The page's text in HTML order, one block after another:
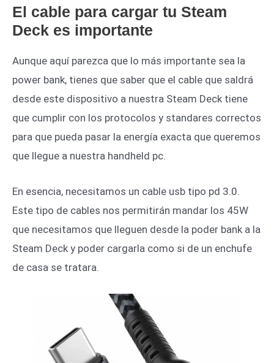
El cable para cargar tu Steam
Deck es importante
Aunque aquí parezca que lo más importante sea la
power bank, tienes que saber que el cable que saldrá
desde este dispositivo a nuestra Steam Deck tiene
que cumplir con los protocolos y standares correctos
para que pueda pasar la energía exacta que queremos
que llegue a nuestra handheld pc.
En esencia, necesitamos un cable usb tipo pd 3.0.
Este tipo de cables nos permitirán mandar los 45W
que necesitamos que lleguen desde la poder bank a la
Steam Deck y poder cargarla como si de un enchufe
de casa se tratara.